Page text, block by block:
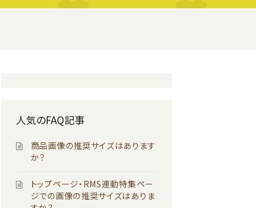
人気のFAQ記事
商品画像の推奨サイズはあります
か？
トップページ・RMS連動特集ペー
ジでの画像の推奨サイズはありま